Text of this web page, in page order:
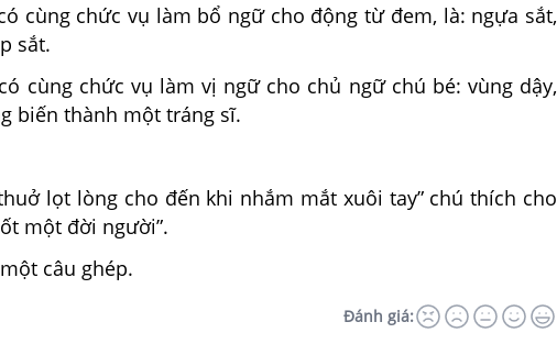
cùng chức vụ làm bổ ngữ cho động từ đem, là: ngựa sắt,
sắt.
cùng chức vụ làm vị ngữ cho chủ ngữ chú bé: vùng dậy,
biến thành một tráng sĩ.
lọt lòng cho đến khi nhắm mắt xuôi tay” chú thích cho
một đời người”.
câu ghép.
Đánh giá: